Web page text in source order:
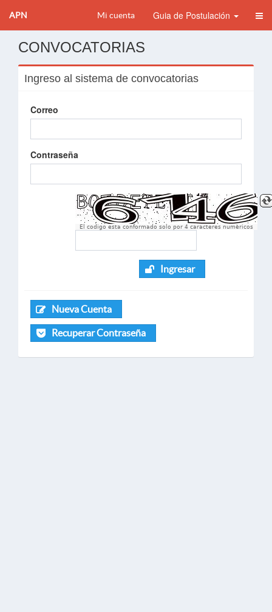
APN Mi cuenta Guia de Postulación
CONVOCATORIAS
Ingreso al sistema de convocatorias
Correo
Contraseña
El codigo esta conformado solo por 4 caracteres numèricos
Ingresar
Nueva Cuenta
Recuperar Contraseña